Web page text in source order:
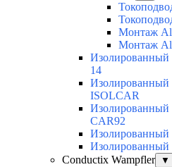
Монтаж
Монтаж
Изолированный
14
Изолированный
ISOLCAR
Изолированный
CAR92
Изолированный
Изолированный
Conductix Wampfler
▼